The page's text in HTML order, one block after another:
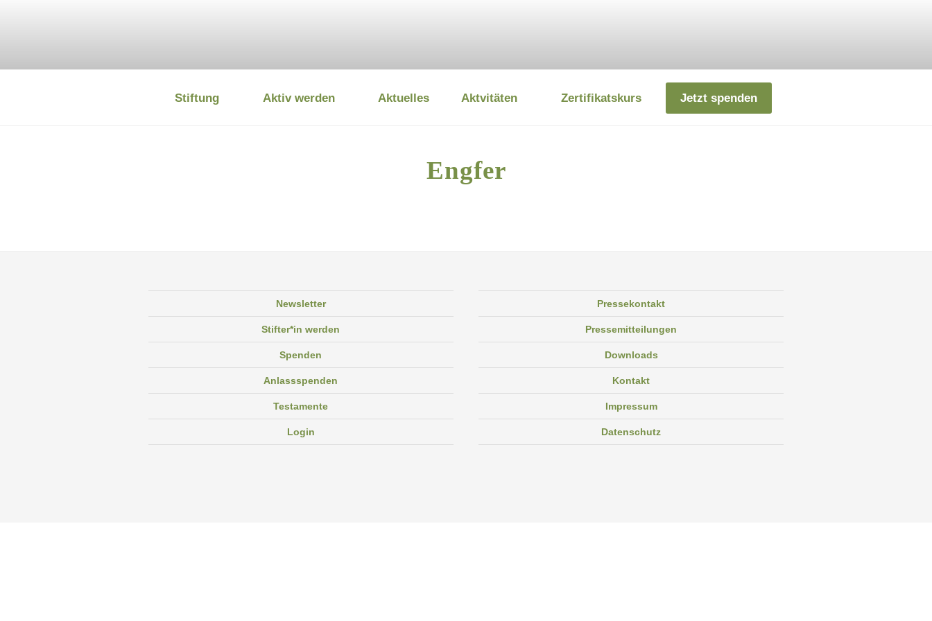
DEUTSCHE UMWELTSTIFTUNG
Stiftung Aktiv werden Aktuelles Aktvitäten Zertifikatskurs Jetzt spenden
Engfer
Newsletter
Stifter*in werden
Spenden
Anlassspenden
Testamente
Login
Pressekontakt
Pressemitteilungen
Downloads
Kontakt
Impressum
Datenschutz